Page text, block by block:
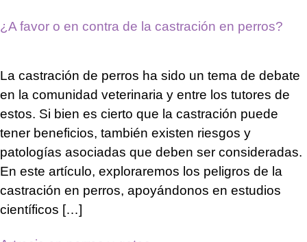
¿A favor o en contra de la castración en perros?
La castración de perros ha sido un tema de debate
en la comunidad veterinaria y entre los tutores de
estos. Si bien es cierto que la castración puede
tener beneficios, también existen riesgos y
patologías asociadas que deben ser consideradas.
En este artículo, exploraremos los peligros de la
castración en perros, apoyándonos en estudios
científicos […]